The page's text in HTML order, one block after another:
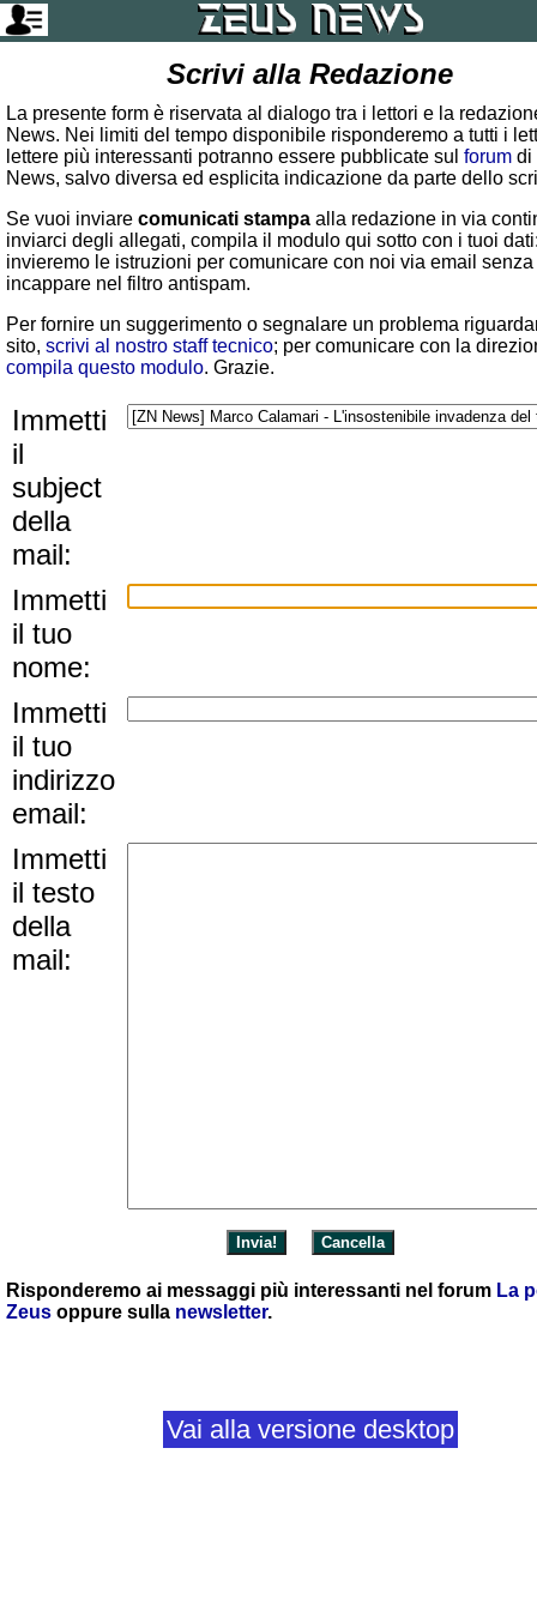
Scrivi alla Redazione
La presente form è riservata al dialogo tra i lettori e la
News. Nei limiti del tempo disponibile risponderemo a tutti i
lettere più interessanti potranno essere pubblicate sul forum di
News, salvo diversa ed esplicita indicazione da parte dello
Se vuoi inviare comunicati stampa alla redazione in via
inviarci degli allegati, compila il modulo qui sotto con i tuoi
invieremo le istruzioni per comunicare con noi via email senza
incappare nel filtro antispam.
Per fornire un suggerimento o segnalare un problema
sito, scrivi al nostro staff tecnico; per comunicare con la
compila questo modulo. Grazie.
Immetti
il
subject
della
mail:
Immetti
il tuo
nome:
Immetti
il tuo
indirizzo
email:
Immetti
il testo
della
mail:
Risponderemo ai messaggi più interessanti nel forum La
Zeus oppure sulla newsletter.
Vai alla versione desktop